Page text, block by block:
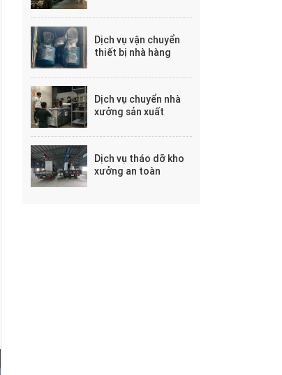
Dịch vụ vận chuyển
thiết bị nhà hàng
Dịch vụ chuyển nhà
xưởng sản xuất
Dịch vụ tháo dỡ kho
xưởng an toàn